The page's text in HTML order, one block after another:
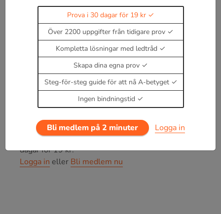
Bra att kunna inom interferens
ger förstärkning, konstruktiv
interferens.
+12)
ger försvagning, destruktiv
0,1,2,3,...
är vägskillnad mellan olika ljudkällor.
Enbart medlemmar kan kommentera.
dagar för 19 kr.
Logga in eller Bli medlem nu
Prova i 30 dagar för 19 kr
Över 2200 uppgifter från tidigare prov
Kompletta lösningar med ledtråd
Skapa dina egna prov
Steg-för-steg guide för att nå A-betyget
Ingen bindningstid
Bli medlem på 2 minuter Logga in